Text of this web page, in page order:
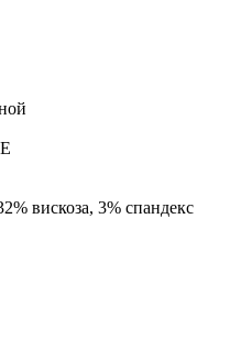
вискоза, 3% спандекс